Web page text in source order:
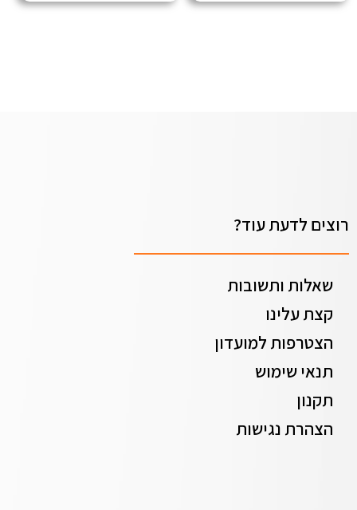
רוצים לדעת עוד?
שאלות ותשובות
קצת עלינו
הצטרפות למועדון
תנאי שימוש
תקנון
הצהרת נגישות